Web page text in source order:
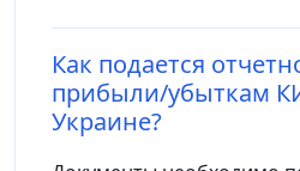
Как подается
прибыли/убыткам
Украине?